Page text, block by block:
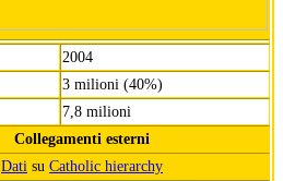
2004
3 milioni (40%)
7,8 milioni
Collegamenti esterni
Dati su Catholic hierarchy